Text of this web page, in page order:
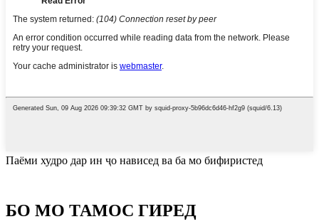
Паёми худро дар ин ҷо нависед ва ба мо бифиристед
БО МО ТАМОС ГИРЕД